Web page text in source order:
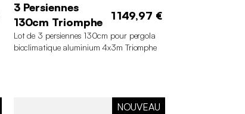
3 Persiennes
130cm Triomphe
1 149,97 €
Lot de 3 persiennes 130cm pour pergola
bioclimatique aluminium 4x3m Triomphe
NOUVEAU